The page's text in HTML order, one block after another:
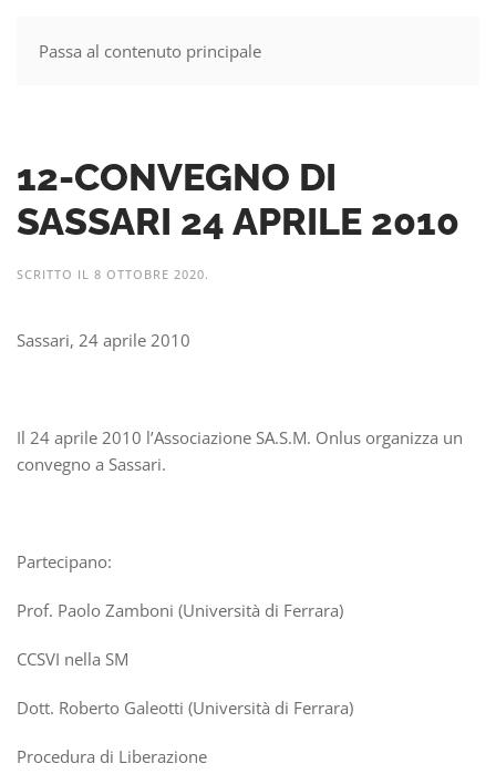
Passa al contenuto principale
MENU
12-CONVEGNO DI
SASSARI 24 APRILE 2010
SCRITTO IL 8 OTTOBRE 2020.
Sassari, 24 aprile 2010
Il 24 aprile 2010 l’Associazione SA.S.M. Onlus organizza un
convegno a Sassari.
Partecipano:
Prof. Paolo Zamboni (Università di Ferrara)
CCSVI nella SM
Dott. Roberto Galeotti (Università di Ferrara)
Procedura di Liberazione